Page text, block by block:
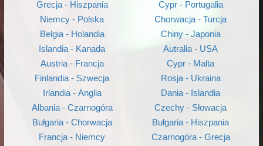
Grecja - Hiszpania
Niemcy - Polska
Belgia - Holandia
Islandia - Kanada
Austria - Francja
Finlandia - Szwecja
Irlandia - Anglia
Albania - Czarnogóra
Bułgaria - Chorwacja
Francja - Niemcy
Cypr - Portugalia
Chorwacja - Turcja
Chiny - Japonia
Autralia - USA
Cypr - Malta
Rosja - Ukraina
Dania - Islandia
Czechy - Słowacja
Bułgaria - Hiszpania
Czarnogóra - Grecja